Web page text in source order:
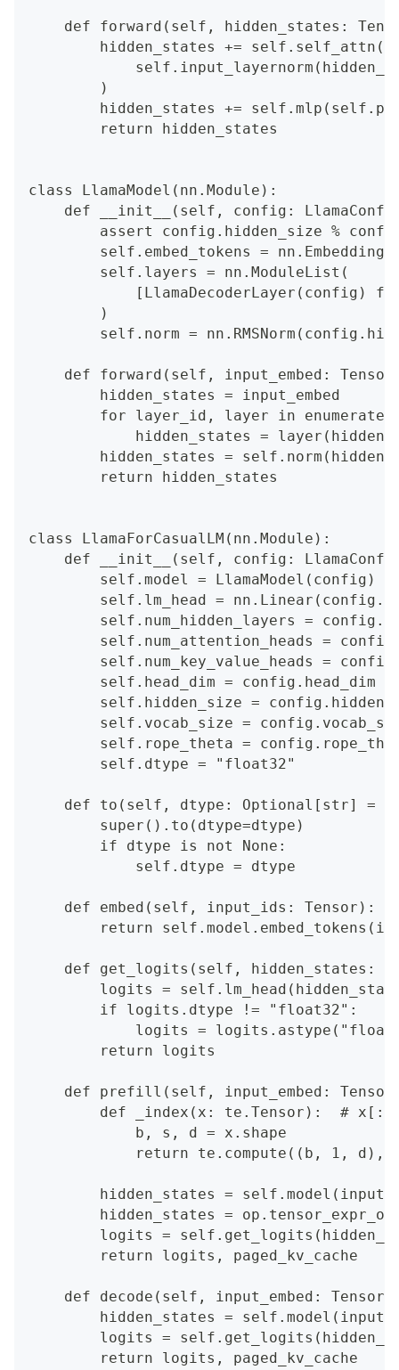
def forward(self, hidden_states:
        hidden_states += self.self_attn(
        )
hidden_states +=
        return hidden_states
class LlamaModel(nn.Module):
def __init__(self, config:
assert config.hidden_size %
self.embed_tokens =
        self.layers = nn.ModuleList(
[LlamaDecoderLayer(config)
        )
self.norm =
def forward(self, input_embed:
        hidden_states = input_embed
for layer_id, layer in
hidden_states =
hidden_states =
        return hidden_states
class LlamaForCasualLM(nn.Module):
def __init__(self, config:
        self.model = LlamaModel(config)
self.lm_head =
self.num_hidden_layers =
self.num_attention_heads =
self.num_key_value_heads =
        self.head_dim = config.head_dim
self.hidden_size =
self.vocab_size =
self.rope_theta =
        self.dtype = "float32"
def to(self, dtype: Optional[str] =
        super().to(dtype=dtype)
        if dtype is not None:
            self.dtype = dtype
    def embed(self, input_ids: Tensor):
return
def get_logits(self, hidden_states:
logits =
        if logits.dtype != "float32":
logits =
        return logits
def prefill(self, input_embed:
def _index(x: te.Tensor):  # x[:-
            b, s, d = x.shape
return te.compute((b, 1, d),
hidden_states =
hidden_states =
logits =
        return logits, paged_kv_cache
def decode(self, input_embed:
hidden_states =
logits =
        return logits, paged_kv_cache